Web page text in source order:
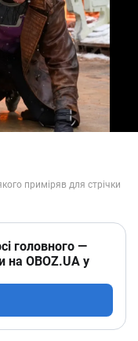
головного —
на OBOZ.UA у